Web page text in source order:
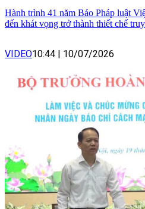
Hành trình 41 năm Báo Pháp luật
đến khát vọng trở thành thiết chế
VIDEO10:44 | 10/07/2026